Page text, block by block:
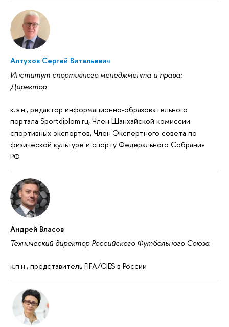
Алтухов Сергей Витальевич
Институт спортивного менеджмента и права:
Директор
к.э.н., редактор информационно-образовательного
портала Sportdiplom.ru, Член Шанхайской комиссии
спортивных экспертов, Член Экспертного совета по
физической культуре и спорту Федерального Собрания
РФ
Андрей Власов
Технический директор Российского Футбольного Союза
к.п.н., представитель FIFA/CIES в России